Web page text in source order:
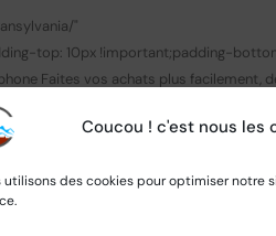
Coucou ! c'est nous les
utilisons des cookies pour optimiser notre
"
top: 10px !important;padding-
Faites vos achats plus facilement,
link="https://
img_link_target="_blank"
img_size="full"][/